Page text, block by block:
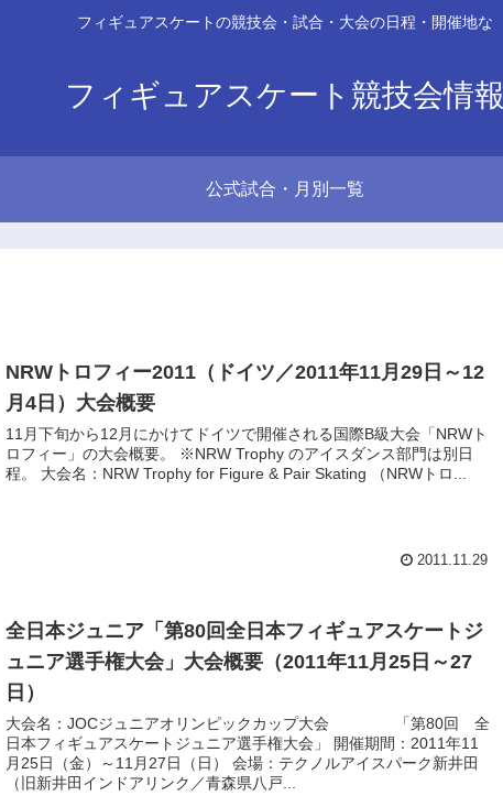
フィギュアスケートの競技会・試合・大会の日程・開催地な
フィギュアスケート競技会情報
公式試合・月別一覧
NRWトロフィー2011（ドイツ／2011年11月29日～12
月4日）大会概要
11月下旬から12月にかけてドイツで開催される国際B級大会「NRWト
ロフィー」の大会概要。 ※NRW Trophy のアイスダンス部門は別日
程。 大会名：NRW Trophy for Figure & Pair Skating （NRWトロ...
2011.11.29
全日本ジュニア「第80回全日本フィギュアスケートジ
ュニア選手権大会」大会概要（2011年11月25日～27
日）
大会名：JOCジュニアオリンピックカップ大会 「第80回 全
日本フィギュアスケートジュニア選手権大会」 開催期間：2011年11
月25日（金）～11月27日（日） 会場：テクノルアイスパーク新井田
（旧新井田インドアリンク／青森県八戸...